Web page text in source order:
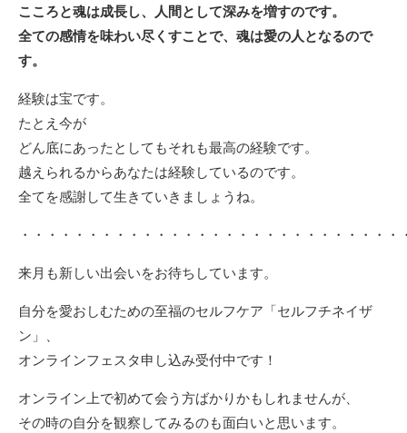
こころと魂は成長し、人間として深みを増すのです。
全ての感情を味わい尽くすことで、魂は愛の人となるので
す。
経験は宝です。
たとえ今が
どん底にあったとしてもそれも最高の経験です。
越えられるからあなたは経験しているのです。
全てを感謝して生きていきましょうね。
・・・・・・・・・・・・・・・・・・・・・・・・・・・・
来月も新しい出会いをお待ちしています。
自分を愛おしむための至福のセルフケア「セルフチネイザ
ン」、
オンラインフェスタ申し込み受付中です！
オンライン上で初めて会う方ばかりかもしれませんが、
その時の自分を観察してみるのも面白いと思います。